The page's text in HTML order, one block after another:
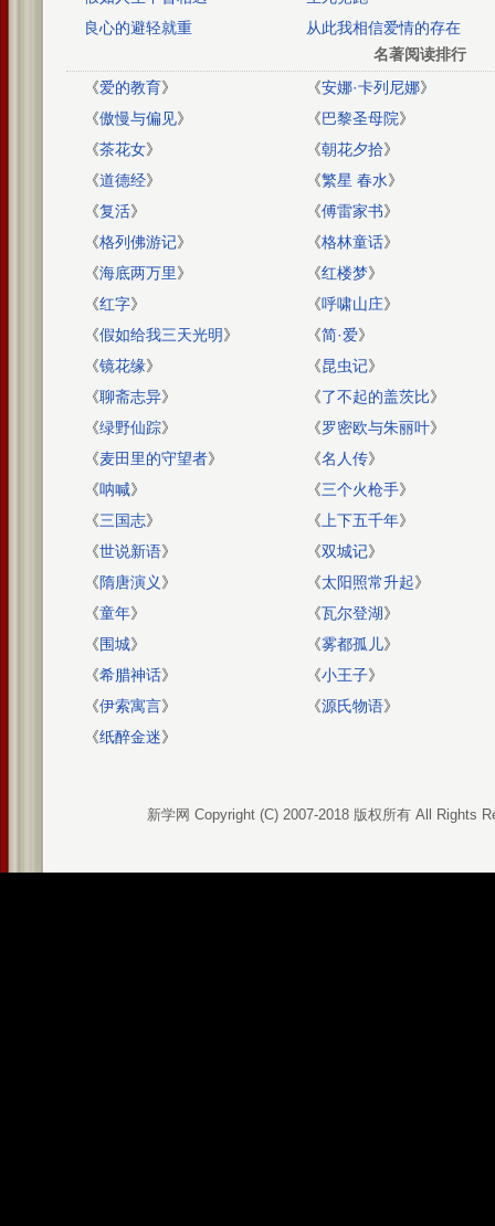
良心的避轻就重
从此我相信爱情的存在
名著阅读排行
《爱的教育》 《安娜·卡列尼娜》
《傲慢与偏见》 《巴黎圣母院》
《茶花女》 《朝花夕拾》
《道德经》 《繁星 春水》
《复活》 《傅雷家书》
《格列佛游记》 《格林童话》
《海底两万里》 《红楼梦》
《红字》 《呼啸山庄》
《假如给我三天光明》 《简·爱》
《镜花缘》 《昆虫记》
《聊斋志异》 《了不起的盖茨比》
《绿野仙踪》 《罗密欧与朱丽叶》
《麦田里的守望者》 《名人传》
《呐喊》 《三个火枪手》
《三国志》 《 上下五千年》
《世说新语》 《双城记》
《隋唐演义》 《太阳照常升起》
《童年》 《瓦尔登湖》
《围城》 《雾都孤儿》
《希腊神话》 《小王子》
《伊索寓言》 《源氏物语》
《纸醉金迷》
新学网 Copyright (C) 2007-2018 版权所有 All Rights